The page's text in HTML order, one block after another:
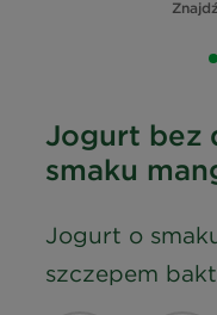
Jogurt bez
smaku
Jogurt o
szczepem